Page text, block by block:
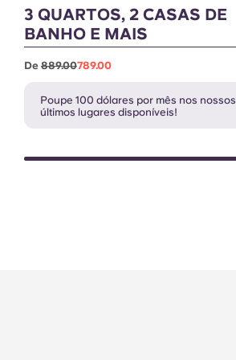
3 QUARTOS, 2 CASAS DE
BANHO E MAIS
De 889.00789.00
Poupe 100 dólares por mês nos nossos
últimos lugares disponíveis!